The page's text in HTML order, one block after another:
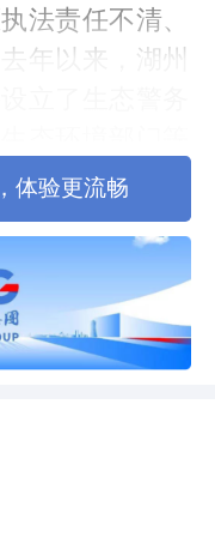
法责任不清、
年以来，湖州
立了生态警务
证据、处罚决
体验更流畅